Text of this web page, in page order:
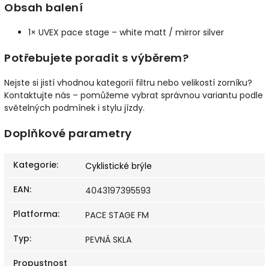
Obsah balení
1× UVEX pace stage – white matt / mirror silver
Potřebujete poradit s výběrem?
Nejste si jistí vhodnou kategorií filtru nebo velikostí zorníku?
Kontaktujte nás – pomůžeme vybrat správnou variantu podle
světelných podmínek i stylu jízdy.
Doplňkové parametry
Kategorie:
Cyklistické brýle
EAN:
4043197395593
Platforma:
PACE STAGE FM
Typ:
PEVNÁ SKLA
Propustnost